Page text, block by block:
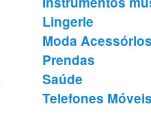
Lingerie
Moda
Prendas
Saúde
Telefones